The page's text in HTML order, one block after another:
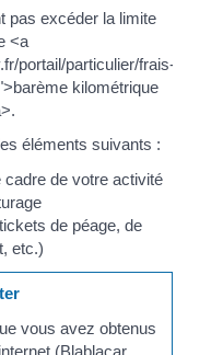
pas excéder la limite
<a
portail/particulier/frais-
kilométrique
éléments suivants :
cadre de votre activité
de péage, de
etc.)
vous avez obtenus
(Blablacar,